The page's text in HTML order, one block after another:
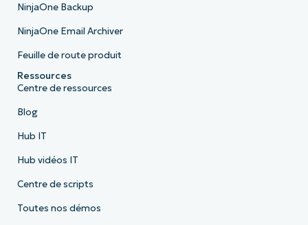
NinjaOne Backup
NinjaOne Email Archiver
Feuille de route produit
Ressources
Centre de ressources
Blog
Hub IT
Hub vidéos IT
Centre de scripts
Toutes nos démos